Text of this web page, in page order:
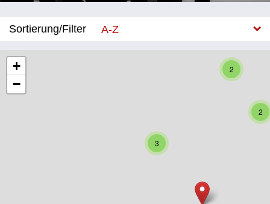
Sortierung/Filter
A-Z
Niederösterreich
2
2
3
+
−